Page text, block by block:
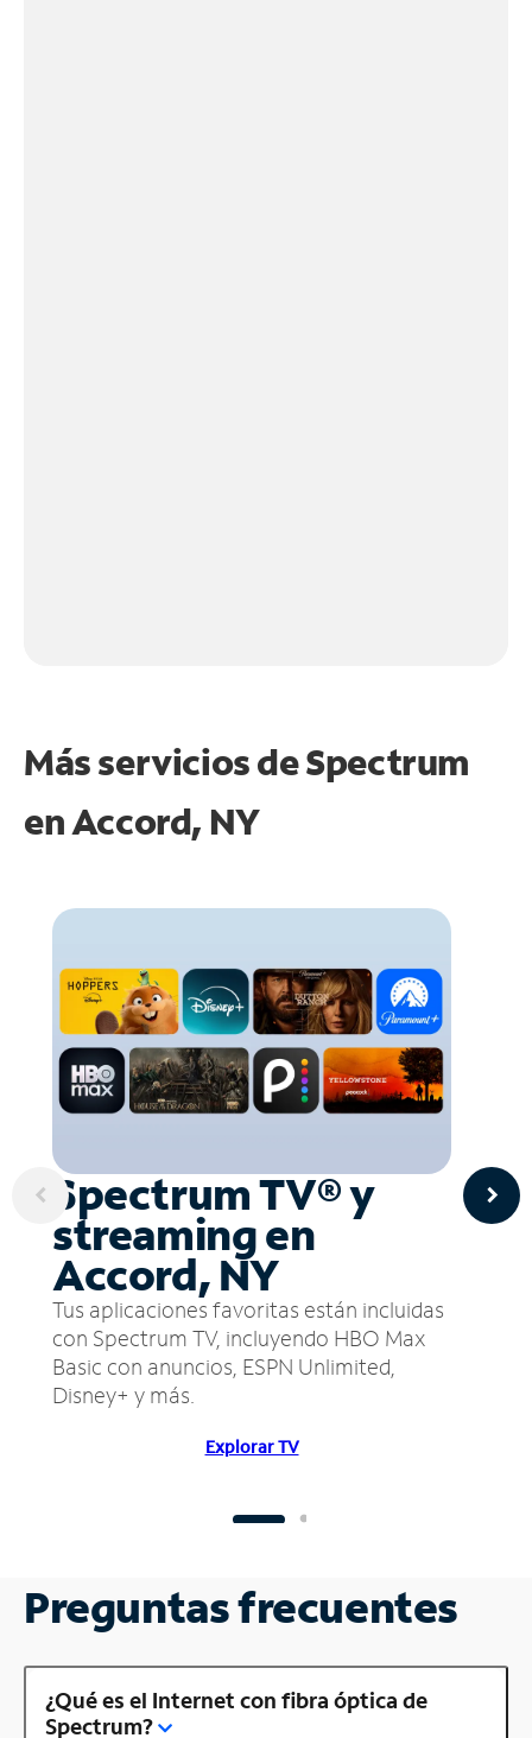
Más servicios de Spectrum
enAccord, NY
Spectrum TV® y
streaming en
Accord, NY
Tus aplicaciones favoritas están incluidas
con Spectrum TV, incluyendo HBO Max
Basic con anuncios, ESPN Unlimited,
Disney+ y más.
Explorar TV
Preguntas frecuentes
¿Qué es el Internet con fibra óptica de
Spectrum?